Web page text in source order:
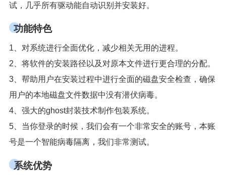
试，几乎所有驱动能自动识别并安装好。
功能特色
1、对系统进行全面优化，减少相关无用的进程。
2、将软件的安装路径以及对原本文件进行更合理的分配。
3、帮助用户在安装过程中进行全面的磁盘安全检查，确保
用户的本地磁盘文件数据中没有潜伏病毒。
4、强大的ghost封装技术制作包装系统。
5、当你登录的时候，我们会有一个非常安全的账号，本账
号是一个智能病毒隔离，我们非常测试。
系统优势